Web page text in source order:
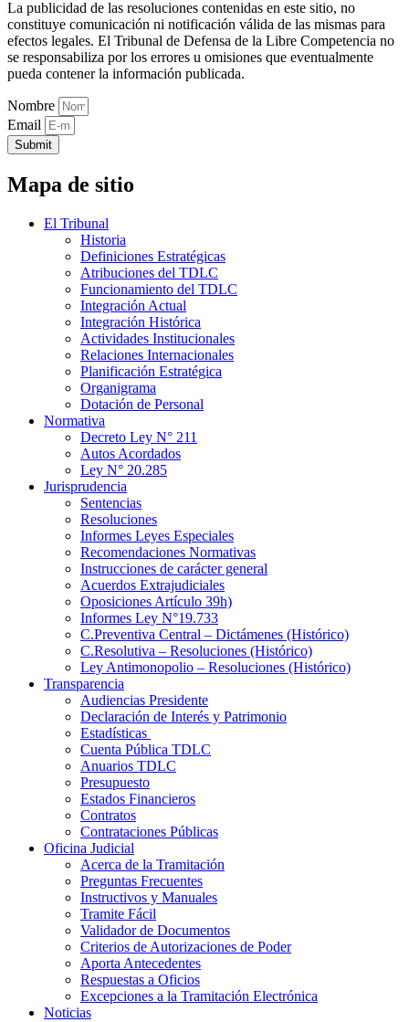
La publicidad de las resoluciones contenidas en este sitio, no
constituye comunicación ni notificación válida de las mismas para
efectos legales. El Tribunal de Defensa de la Libre Competencia no
se responsabiliza por los errores u omisiones que eventualmente
pueda contener la información publicada.
Nombre
Email
Submit
Mapa de sitio
El Tribunal
Historia
Definiciones Estratégicas
Atribuciones del TDLC
Funcionamiento del TDLC
Integración Actual
Integración Histórica
Actividades Institucionales
Relaciones Internacionales
Planificación Estratégica
Organigrama
Dotación de Personal
Normativa
Decreto Ley N° 211
Autos Acordados
Ley N° 20.285
Jurisprudencia
Sentencias
Resoluciones
Informes Leyes Especiales
Recomendaciones Normativas
Instrucciones de carácter general
Acuerdos Extrajudiciales
Oposiciones Artículo 39h)
Informes Ley N°19.733
C.Preventiva Central – Dictámenes (Histórico)
C.Resolutiva – Resoluciones (Histórico)
Ley Antimonopolio – Resoluciones (Histórico)
Transparencia
Audiencias Presidente
Declaración de Interés y Patrimonio
Estadísticas
Cuenta Pública TDLC
Anuarios TDLC
Presupuesto
Estados Financieros
Contratos
Contrataciones Públicas
Oficina Judicial
Acerca de la Tramitación
Preguntas Frecuentes
Instructivos y Manuales
Tramite Fácil
Validador de Documentos
Criterios de Autorizaciones de Poder
Aporta Antecedentes
Respuestas a Oficios
Excepciones a la Tramitación Electrónica
Noticias